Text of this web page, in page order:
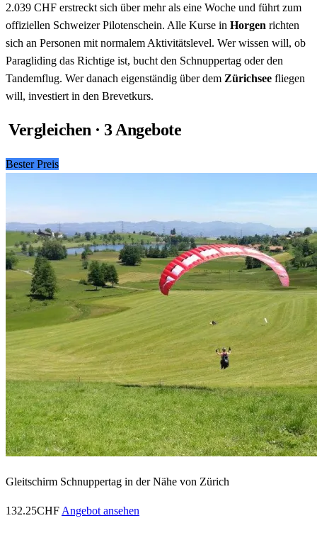
2.039 CHF erstreckt sich über mehr als eine Woche und führt zum
offiziellen Schweizer Pilotenschein. Alle Kurse in Horgen richten
sich an Personen mit normalem Aktivitätslevel. Wer wissen will, ob
Paragliding das Richtige ist, bucht den Schnuppertag oder den
Tandemflug. Wer danach eigenständig über dem Zürichsee fliegen
will, investiert in den Brevetkurs.
Vergleichen · 3 Angebote
Bester Preis
Gleitschirm Schnuppertag in der Nähe von Zürich
132.25CHF Angebot ansehen